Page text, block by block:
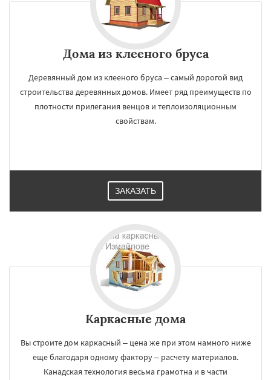
Дома из клееного бруса
Деревянный дом из клееного бруса – самый дорогой вид
строительства деревянных домов. Имеет ряд преимуществ по
плотности прилегания венцов и теплоизоляционным
свойствам.
ЗАКАЗАТЬ
Каркасные дома
Вы строите дом каркасный – цена же при этом намного ниже
еще благодаря одному фактору – расчету материалов.
Канадская технология весьма грамотна и в части